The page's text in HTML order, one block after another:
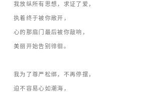
我放纵所有思想，求证了爱，
执着终于被你敞开，
心的那扇门最后被你敲响，
美丽开始告别徘徊。
我为了尊严松绑，不再停摆，
迫不容易心如潮海，